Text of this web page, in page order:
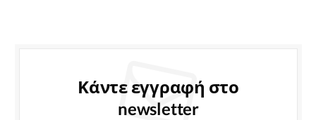
Κάντε εγγραφή στο
newsletter